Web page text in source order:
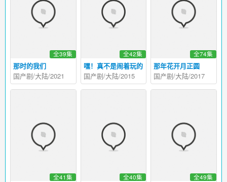
那时的我们
全39集
国产剧/大陆/2021
嘿！真不是闹着玩的
全42集
国产剧/大陆/2015
那年花开月正圆
全74集
国产剧/大陆/2017
全41集 全40集 全49集